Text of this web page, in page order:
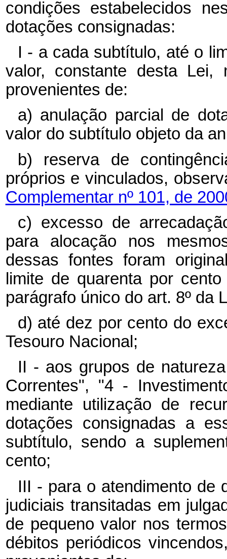
condições estabelecidos
dotações consignadas:
I - a cada subtítulo, até o
valor, constante desta Lei,
provenientes de:
a) anulação parcial de
valor do subtítulo objeto da
b) reserva de
próprios e vinculados,
Complementar nº 101, de
c) excesso de
para alocação nos
dessas fontes foram
limite de quarenta por
parágrafo único do art. 8º da
d) até dez por cento do
Tesouro Nacional;
II - aos grupos de
Correntes", "4 -
mediante utilização de
dotações consignadas a
subtítulo, sendo a
cento;
III - para o atendimento de
judiciais transitadas em
de pequeno valor nos
débitos periódicos